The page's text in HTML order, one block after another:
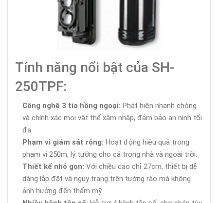
Tính năng nổi bật của SH-
250TPF:
Công nghệ 3 tia hồng ngoại: Phát hiện nhanh chóng
và chính xác mọi vật thể xâm nhập, đảm bảo an ninh tối
đa.
Phạm vi giám sát rộng: Hoạt động hiệu quả trong
phạm vi 250m, lý tưởng cho cả trong nhà và ngoài trời.
Thiết kế nhỏ gọn: Với chiều cao chỉ 27cm, thiết bị dễ
dàng lắp đặt và ngụy trang trên tường rào mà không
ảnh hưởng đến thẩm mỹ.